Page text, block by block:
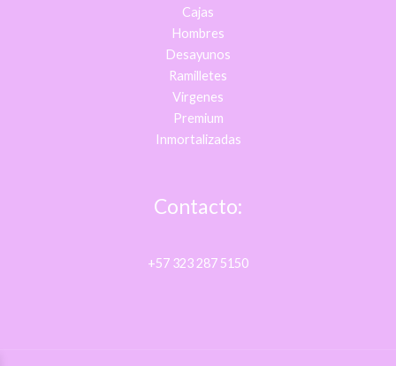
Cajas
Hombres
Desayunos
Ramilletes
Virgenes
Premium
Inmortalizadas
Contacto:
+57 323 287 5150